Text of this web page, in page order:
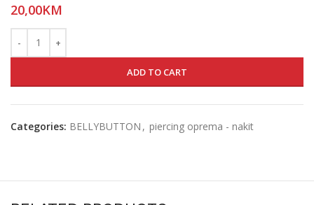
20,00KM
ADD TO CART
Categories: BELLYBUTTON , piercing oprema - nakit